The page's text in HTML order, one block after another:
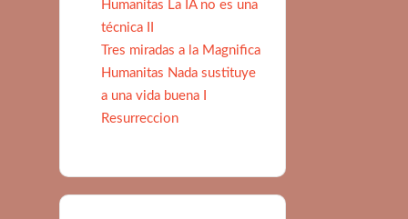
Humanitas La IA no es una
técnica II
Tres miradas a la Magnifica
Humanitas Nada sustituye
a una vida buena I
Resurreccion